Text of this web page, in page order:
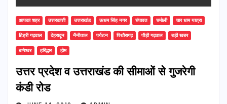
आपका शहर उत्तरकाशी उत्तराखंड ऊधम सिंह नगर चंपावत चमोली चार धाम यात्रा
टिहरी गढ़वाल देहरादून नैनीताल पर्यटन पिथौरागढ़ पौड़ी गढ़वाल बड़ी खबर
बागेश्वर हरिद्धार होम
उत्तर प्रदेश व उत्तराखंड की सीमाओं से गुजरेगी
कंडी रोड